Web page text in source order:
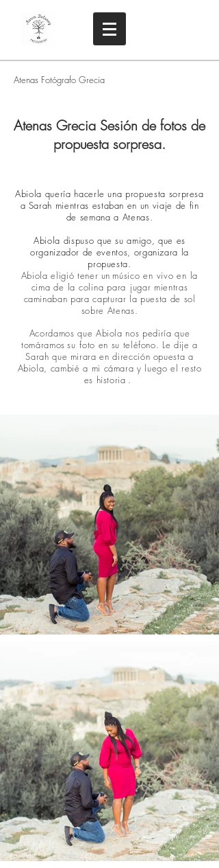
Atenas Fotógrafo Grecia
Atenas Grecia Sesión de fotos de
propuesta sorpresa.
Abiola quería hacerle una propuesta sorpresa
a Sarah mientras estaban en un viaje de fin
de semana a Atenas.
Abiola dispuso que su amigo, que es
organizador de eventos, organizara la
propuesta.
Abiola eligió tener un músico en vivo en la
cima de la colina para jugar mientras
caminaban para capturar la puesta de sol
sobre Atenas.
Acordamos que Abiola nos pediría que
tomáramos su foto en su teléfono. Le dije a
Sarah que mirara en dirección opuesta a
Abiola, cambié a mi cámara y luego el resto
es historia .